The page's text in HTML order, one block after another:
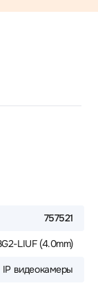
757521
LIUF (4.0mm)
IP видеокамеры